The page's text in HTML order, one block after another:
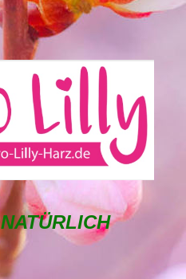
NATÜRLICH